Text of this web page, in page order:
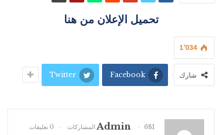
تحميل الإعلان من هنا
1٬034
شارك Facebook
Twitter
Admin 681 المشاركات 0 تعليقات